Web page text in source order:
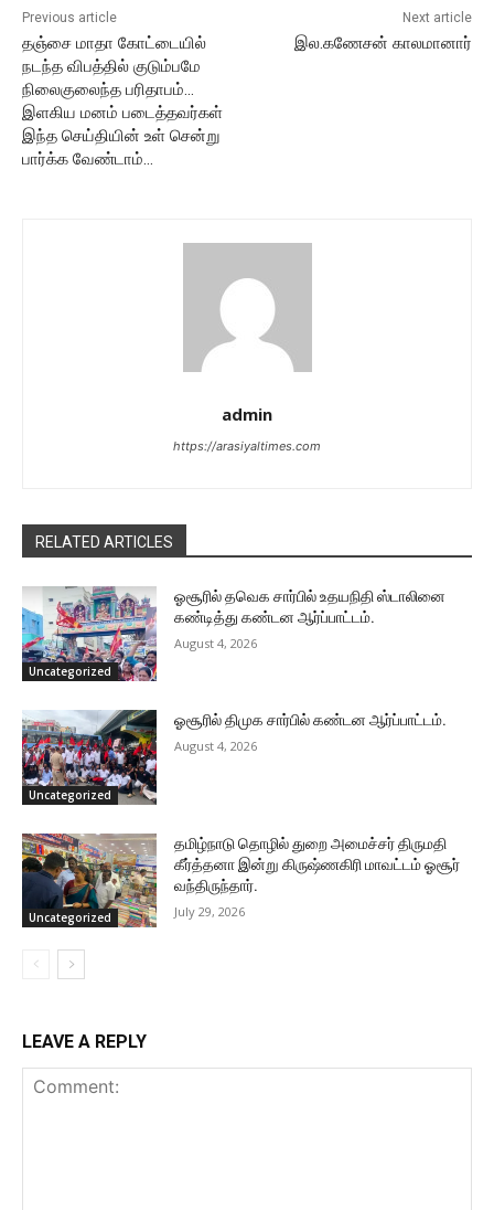
Previous article
தஞ்சை மாதா கோட்டையில்
நடந்த விபத்தில் குடும்பமே
நிலைகுலைந்த பரிதாபம்…
இளகிய மனம் படைத்தவர்கள்
இந்த செய்தியின் உள் சென்று
பார்க்க வேண்டாம்…
Next article
இல.கணேசன் காலமானார்
admin
https://arasiyaltimes.com
RELATED ARTICLES
Uncategorized
ஓசூரில் தவெக சார்பில் உதயநிதி ஸ்டாலினை
கண்டித்து கண்டன ஆர்ப்பாட்டம்.
August 4, 2026
Uncategorized
ஓசூரில் திமுக சார்பில் கண்டன ஆர்ப்பாட்டம்.
August 4, 2026
Uncategorized
தமிழ்நாடு தொழில் துறை அமைச்சர் திருமதி
கீர்த்தனா இன்று கிருஷ்ணகிரி மாவட்டம் ஓசூர்
வந்திருந்தார்.
July 29, 2026
LEAVE A REPLY